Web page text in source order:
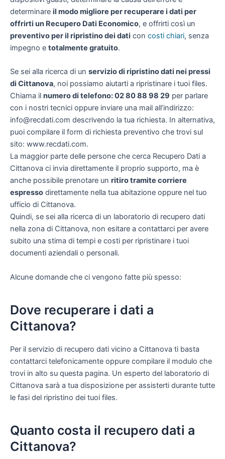
determinare il modo migliore per recuperare i dati per
offrirti un Recupero Dati Economico, e offrirti così un
preventivo per il ripristino dei dati con costi chiari, senza
impegno e totalmente gratuito.
Se sei alla ricerca di un servizio di ripristino dati nei pressi
di Cittanova, noi possiamo aiutarti a ripristinare i tuoi files.
Chiama il numero di telefono: 02 80 88 98 29 per parlare
con i nostri tecnici oppure inviare una mail all’indirizzo:
info@recdati.com descrivendo la tua richiesta. In alternativa,
puoi compilare il form di richiesta preventivo che trovi sul
sito: www.recdati.com.
La maggior parte delle persone che cerca Recupero Dati a
Cittanova ci invia direttamente il proprio supporto, ma è
anche possibile prenotare un ritiro tramite corriere
espresso direttamente nella tua abitazione oppure nel tuo
ufficio di Cittanova.
Quindi, se sei alla ricerca di un laboratorio di recupero dati
nella zona di Cittanova, non esitare a contattarci per avere
subito una stima di tempi e costi per ripristinare i tuoi
documenti aziendali o personali.
Alcune domande che ci vengono fatte più spesso:
Dove recuperare i dati a
Cittanova?
Per il servizio di recupero dati vicino a Cittanova ti basta
contattarci telefonicamente oppure compilare il modulo che
trovi in alto su questa pagina. Un esperto del laboratorio di
Cittanova sarà a tua disposizione per assisterti durante tutte
le fasi del ripristino dei tuoi files.
Quanto costa il recupero dati a
Cittanova?